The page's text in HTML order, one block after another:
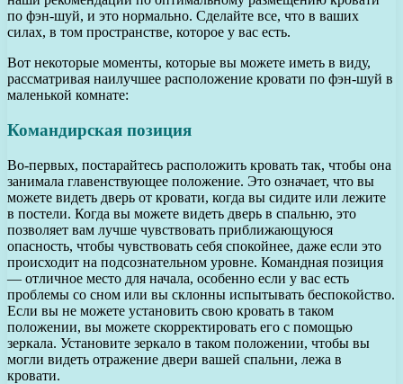
по фэн-шуй, и это нормально. Сделайте все, что в ваших
силах, в том пространстве, которое у вас есть.
Вот некоторые моменты, которые вы можете иметь в виду,
рассматривая наилучшее расположение кровати по фэн-шуй в
маленькой комнате:
Командирская позиция
Во-первых, постарайтесь расположить кровать так, чтобы она
занимала главенствующее положение. Это означает, что вы
можете видеть дверь от кровати, когда вы сидите или лежите
в постели. Когда вы можете видеть дверь в спальню, это
позволяет вам лучше чувствовать приближающуюся
опасность, чтобы чувствовать себя спокойнее, даже если это
происходит на подсознательном уровне. Командная позиция
— отличное место для начала, особенно если у вас есть
проблемы со сном или вы склонны испытывать беспокойство.
Если вы не можете установить свою кровать в таком
положении, вы можете скорректировать его с помощью
зеркала. Установите зеркало в таком положении, чтобы вы
могли видеть отражение двери вашей спальни, лежа в
кровати.